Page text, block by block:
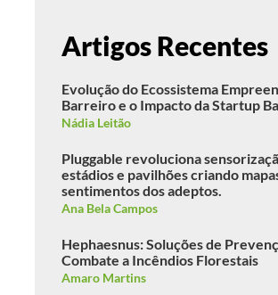
Artigos Recentes
Evolução do Ecossistema
Barreiro e o Impacto da Startup
Nádia Leitão
Pluggable revoluciona
estádios e pavilhões criando
sentimentos dos adeptos.
Ana Bela Campos
Hephaesnus: Soluções de
Combate a Incêndios Florestais
Amaro Martins